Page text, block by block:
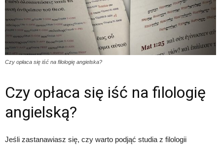
Czy opłaca się iść na filologię angielska?
Czy opłaca się iść na filologię
angielską?
Jeśli zastanawiasz się, czy warto podjąć studia z filologii